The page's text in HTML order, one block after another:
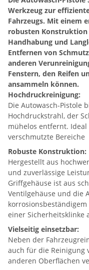
Werkzeug zur
Fahrzeugs. Mit einem
robusten Konstruktion
Handhabung und
Entfernen von
anderen
Fenstern, den Reifen
ansammeln können.
Hochdruckreinigung:
Die Autowasch-Pistole
Hochdruckstrahl, der
mühelos entfernt.
verschmutzte Bereiche
Robuste Konstruktion:
Hergestellt aus
und zuverlässige
Griffgehäuse ist aus
Ventilgehäuse und die
einer Sicherheitsklinke
Vielseitig einsetzbar:
Neben der
auch für die Reinigung
anderen Oberflächen